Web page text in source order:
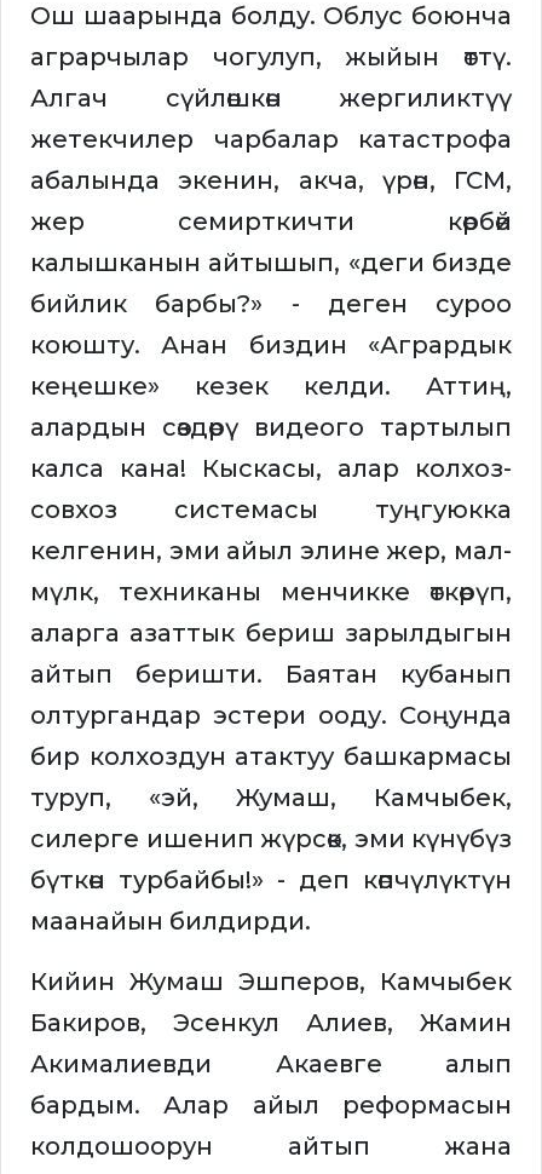
Ош шаарында болду. Облус боюнча
аграрчылар чогулуп, жыйын өттү.
Алгач сүйлөшкөн жергиликтүү
жетекчилер чарбалар катастрофа
абалында экенин, акча, үрөн, ГСМ,
жер семирткичти көрбөй
калышканын айтышып, «деги бизде
бийлик барбы?» - деген суроо
коюшту. Анан биздин «Агрардык
кеңешке» кезек келди. Аттиң,
алардын сөздөрү видеого тартылып
калса кана! Кыскасы, алар колхоз-
совхоз системасы туңгуюкка
келгенин, эми айыл элине жер, мал-
мүлк, техниканы менчикке өткөрүп,
аларга азаттык бериш зарылдыгын
айтып беришти. Баятан кубанып
олтургандар эстери ооду. Соңунда
бир колхоздун атактуу башкармасы
туруп, «эй, Жумаш, Камчыбек,
силерге ишенип жүрсөк, эми күнүбүз
бүткөн турбайбы!» - деп көпчүлүктүн
маанайын билдирди.
Кийин Жумаш Эшперов, Камчыбек
Бакиров, Эсенкул Алиев, Жамин
Акималиевди Акаевге алып
бардым. Алар айыл реформасын
колдошоорун айтып жана